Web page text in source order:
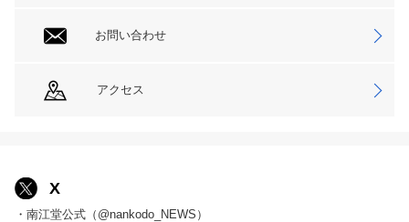
お問い合わせ
アクセス
X
・南江堂公式（@nankodo_NEWS）